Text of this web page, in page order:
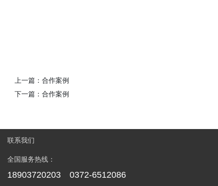
上一篇： 合作案例
下一篇： 合作案例
联系我们
全国服务热线：
18903720203 0372-6512086